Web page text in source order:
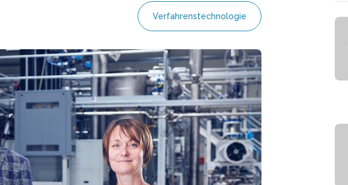
Verfahrenstechnologie